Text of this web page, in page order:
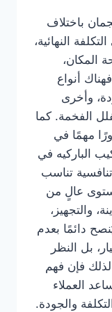
باختلاف
النهائية،
المكان،
أنواع
وأخرى
الفخمة. كما
مهمًا في
الباركيه في
تناسب
عالٍ من
والتجهيز،
دائمًا بعدم
بل النظر
فإن فهم
العملاء
والجودة.